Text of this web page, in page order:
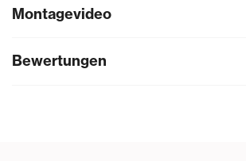
Montagevideo
Bewertungen